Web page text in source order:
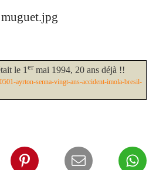
le 1 ermai 1994, 20 ans déjà !!
ayrton-senna-vingt-ans-accident-imola-bresil-